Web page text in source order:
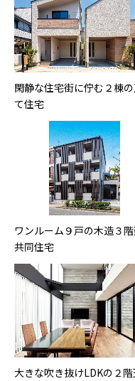
閑静な住宅街に佇む２棟
て住宅
ワンルーム９戸の木造３
共同住宅
大きな吹き抜けLDKの２